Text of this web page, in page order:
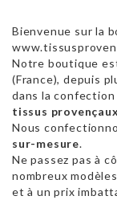
Bienvenue sur la
Notre boutique
(France), depuis
dans la confection
tissus provençaux
Nous
sur-mesure.
Ne passez pas à
nombreux
et à un prix